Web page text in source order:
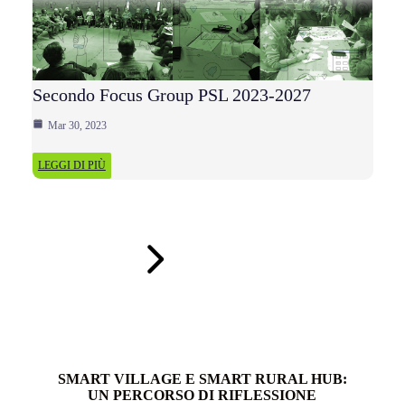
Secondo Focus Group PSL 2023-2027
Mar 30, 2023
LEGGI DI PIÙ
SMART VILLAGE E SMART RURAL HUB:
UN PERCORSO DI RIFLESSIONE